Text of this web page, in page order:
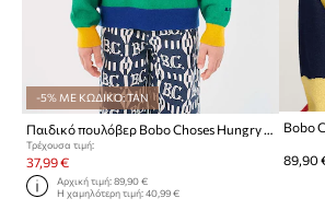
-5% ΜΕ ΚΩΔΙΚΟ: TAN
Τρέχουσα τιμή:
37,99 €
Αρχική τιμή:89,90 €
Η χαμηλότερη τιμή:40,99 €
89,90